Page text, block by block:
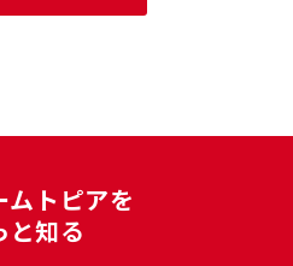
ムトピアを
と知る